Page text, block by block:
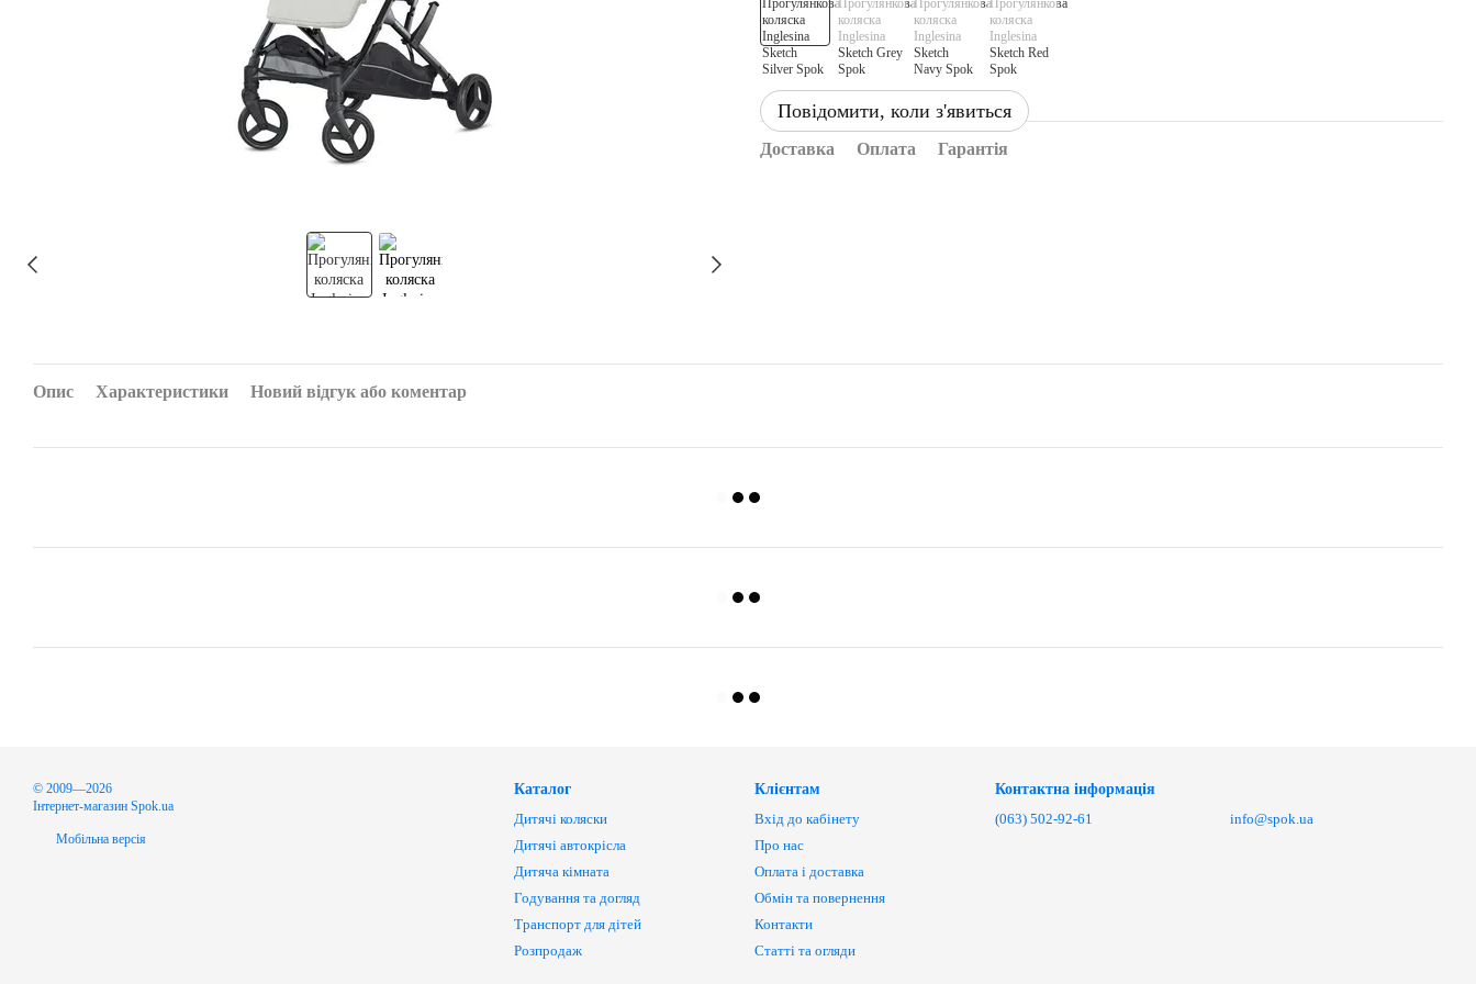
Повідомити, коли з'явиться
Доставка Оплата Гарантія
Опис Характеристики Новий відгук або коментар
© 2009—2026
Інтернет-магазин Spok.ua
Мобільна версія
Каталог
Дитячі коляски
Дитячі автокрісла
Дитяча кімната
Годування та догляд
Транспорт для дітей
Розпродаж
Клієнтам
Вхід до кабінету
Про нас
Оплата і доставка
Обмін та повернення
Контакти
Статті та огляди
Контактна інформація
(063) 502-92-61
info@spok.ua